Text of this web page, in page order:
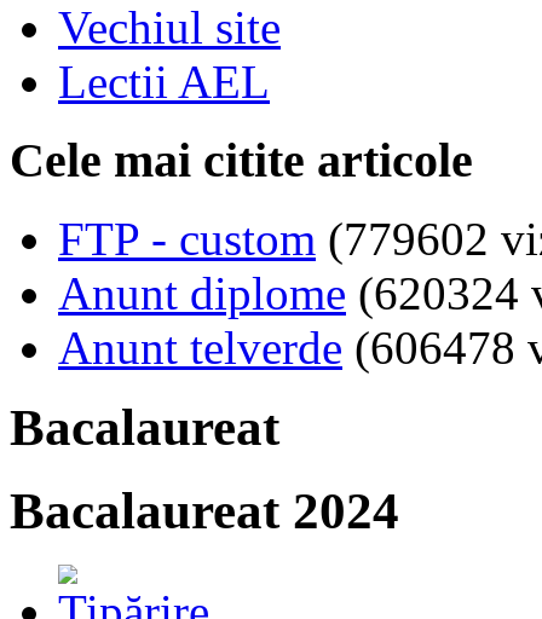
Vechiul site
Lectii AEL
Cele mai citite articole
FTP - custom (779602
Anunt diplome (620324
Anunt telverde (606478
Bacalaureat
Bacalaureat 2024